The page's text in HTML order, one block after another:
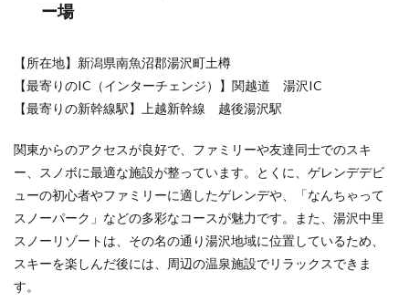
りス
4.1
奥利根
スノー
東最大
級、標
高差
500m、
全長
2,500m
グラ
ー場
【所在地】新潟県南魚沼郡湯沢町土樽
【最寄りのIC（インターチェンジ）】関越道 湯沢IC
【最寄りの新幹線駅】上越新幹線 越後湯沢駅
関東からのアクセスが良好で、ファミリーや友達同士でのスキ
ー、スノボに最適な施設が整っています。とくに、ゲレンデデビ
ューの初心者やファミリーに適したゲレンデや、「なんちゃって
スノーパーク」などの多彩なコースが魅力です。また、湯沢中里
スノーリゾートは、その名の通り湯沢地域に位置しているため、
スキーを楽しんだ後には、周辺の温泉施設でリラックスできま
す。